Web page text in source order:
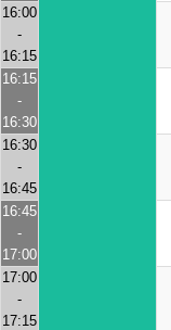
16:00
-
16:15
16:15
-
16:30
16:30
-
16:45
16:45
-
17:00
17:00
-
17:15